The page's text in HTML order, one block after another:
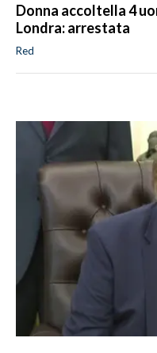
Donna accoltella 4
Londra: arrestata
Red